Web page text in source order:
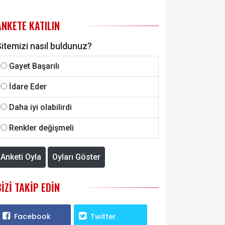
KATILIN
nasıl buldunuz?
Gayet Başarılı
İdare Eder
Daha iyi olabilirdi
Renkler değişmeli
Anketi Oyla Oyları Göster
TAKIP EDIN
Facebook Twitter